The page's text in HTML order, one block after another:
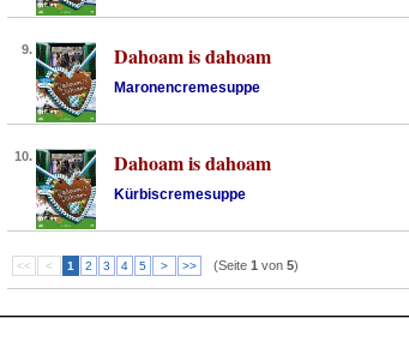
9. Dahoam is dahoam
Maronencremesuppe
10. Dahoam is dahoam
Kürbiscremesuppe
<< < 1 2 3 4 5 > >> (Seite 1 von 5)